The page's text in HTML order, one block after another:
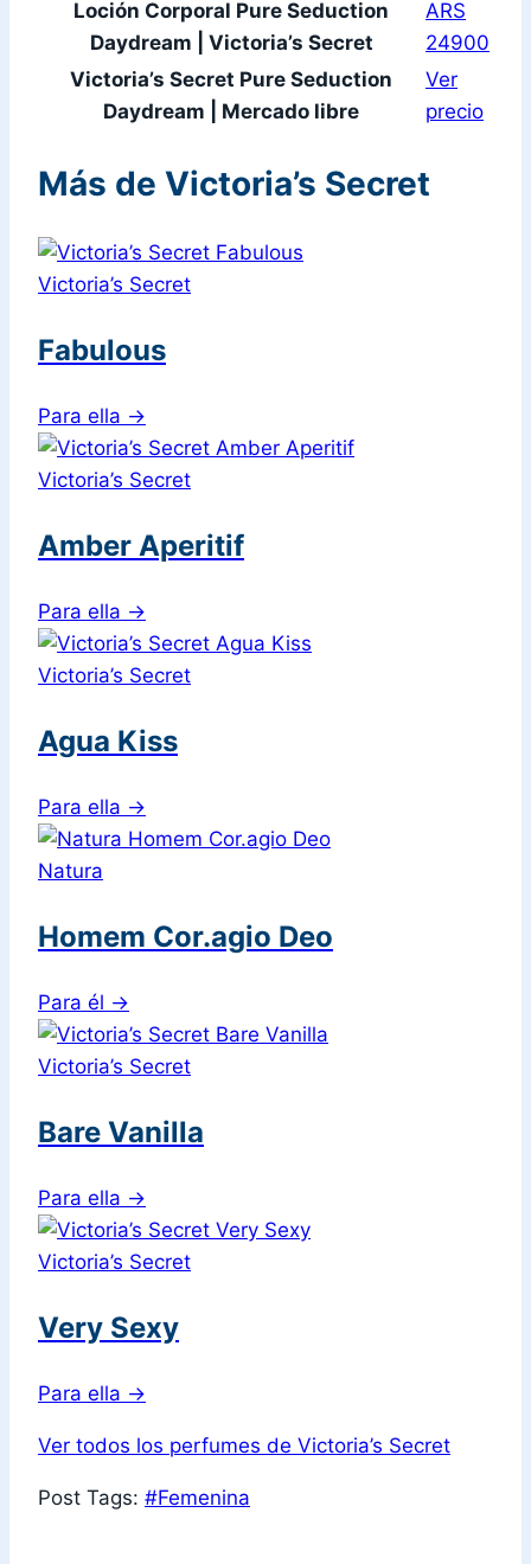
Loción Corporal Pure Seduction
Daydream | Victoria’s Secret
ARS
24900
Victoria’s Secret Pure Seduction
Daydream | Mercado libre
Ver
precio
Más de Victoria’s Secret
Victoria’s Secret
Fabulous
Para ella →
Victoria’s Secret
Amber Aperitif
Para ella →
Victoria’s Secret
Agua Kiss
Para ella →
Natura
Homem Cor.agio Deo
Para él →
Victoria’s Secret
Bare Vanilla
Para ella →
Victoria’s Secret
Very Sexy
Para ella →
Ver todos los perfumes de Victoria’s Secret
Post Tags: #Femenina